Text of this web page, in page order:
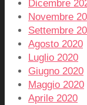
Dicembre
Novembre
Settembre
Agosto 2020
Luglio 2020
Giugno 2020
Maggio 2020
Aprile 2020